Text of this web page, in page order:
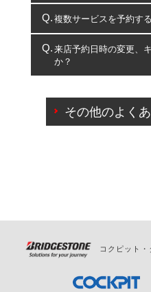
コクピット・タイヤ館
複数サービスを予約す
複数サービスのご予約
一部の商品・サービスの組
出来ないものもございます。
来店予約日時の変更、
か？
ご来店予約日の3営業日
の日時変更につきまし
その他のよく
コクピット